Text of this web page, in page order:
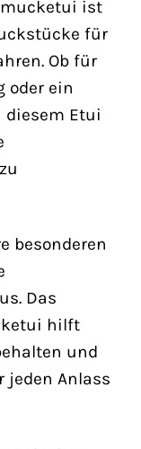
ist
für
Ob für
oder ein
diesem Etui
besonderen
Das
hilft
und
Anlass